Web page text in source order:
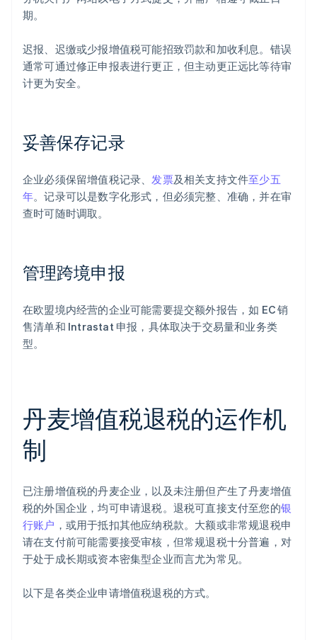
期。
迟报、迟缴或少报增值税可能招致罚款和加收利息。错误
通常可通过修正申报表进行更正，但主动更正远比等待审
计更为安全。
妥善保存记录
企业必须保留增值税记录、发票及相关支持文件至少五
年。记录可以是数字化形式，但必须完整、准确，并在审
查时可随时调取。
管理跨境申报
在欧盟境内经营的企业可能需要提交额外报告，如 EC 销
售清单和 Intrastat 申报，具体取决于交易量和业务类
型。
丹麦增值税退税的运作机
制
已注册增值税的丹麦企业，以及未注册但产生了丹麦增值
税的外国企业，均可申请退税。退税可直接支付至您的银
行账户 ，或用于抵扣其他应纳税款。大额或非常规退税申
请在支付前可能需要接受审核，但常规退税十分普遍，对
于处于成长期或资本密集型企业而言尤为常见。
以下是各类企业申请增值税退税的方式。